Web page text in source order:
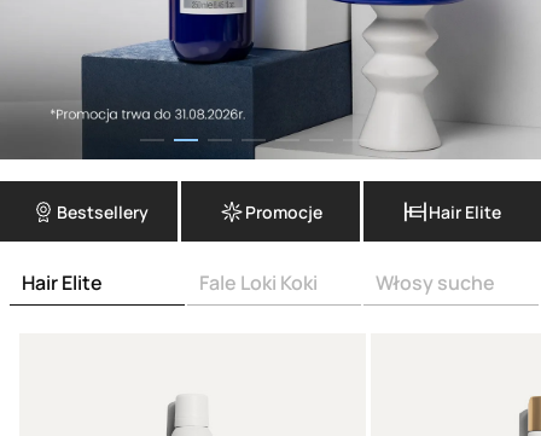
Bestsellery Promocje Hair Elite
Hair Elite Fale Loki Koki Włosy suche